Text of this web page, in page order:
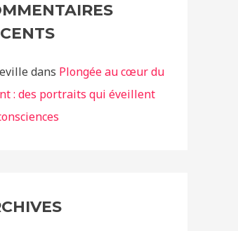
dans Plongée au cœur du
: des portraits qui éveillent